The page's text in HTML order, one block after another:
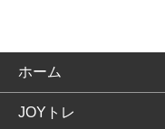
ホーム
JOYトレ